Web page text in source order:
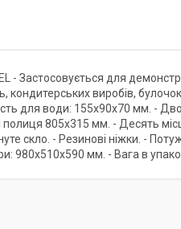
- Застосовується для
кондитерських виробів,
для води: 155х90х70 мм. -
805х315 мм. - Десять
скло. - Резинові ніжки. -
980х510х590 мм. - Вага в